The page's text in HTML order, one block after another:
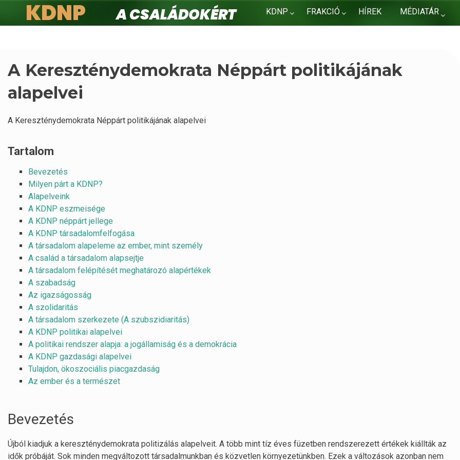
KDNP FRAKCIÓ HÍREK MÉDIATÁR
KDNP
A családokért.
A Kereszténydemokrata Néppárt politikájának
alapelvei
A Kereszténydemokrata Néppárt politikájának alapelvei
Tartalom
Bevezetés
Milyen párt a KDNP?
Alapelveink
A KDNP eszmeisége
A KDNP néppárt jellege
A KDNP társadalomfelfogása
A társadalom alapeleme az ember, mint személy
A család a társadalom alapsejtje
A társadalom felépítését meghatározó alapértékek
A szabadság
Az igazságosság
A szolidaritás
A társadalom szerkezete (A szubszidiaritás)
A KDNP politikai alapelvei
A politikai rendszer alapja: a jogállamiság és a demokrácia
A KDNP gazdasági alapelvei
Tulajdon, ökoszociális piacgazdaság
Az ember és a természet
Bevezetés
Újból kiadjuk a kereszténydemokrata politizálás alapelveit. A több mint tíz éves füzetben rendszerezett értékek kiállták az
idők próbáját. Sok minden megváltozott társadalmunkban és közvetlen környezetünkben. Ezek a változások azonban nem